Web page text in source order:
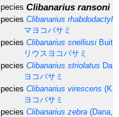
Clibanarius ransoni
Clibanarius
マヨコバサミ
Clibanarius snelliusi
リウスヨコバサミ
Clibanarius striolatus
ヨコバサミ
Clibanarius virescens
ヨコバサミ
Clibanarius zebra (Dana,